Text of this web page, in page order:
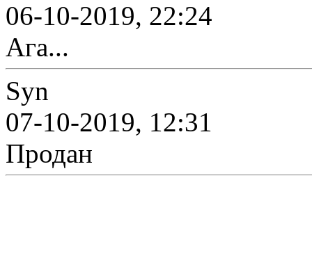
06-10-2019, 22:24
Ага...
Syn
07-10-2019, 12:31
Продан